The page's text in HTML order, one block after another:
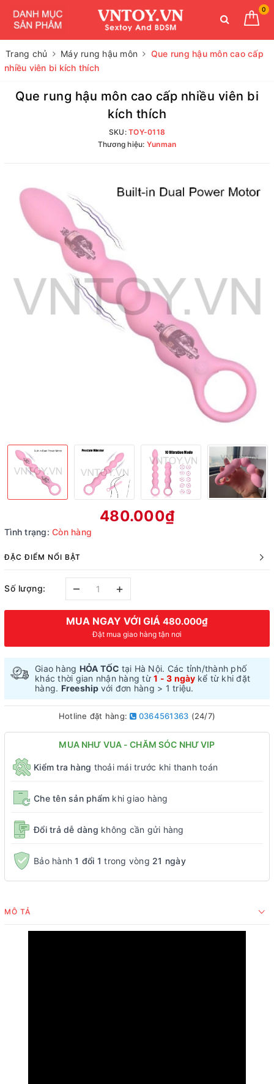
0
Trang chủ Máy rung hậu môn
Que rung hậu môn cao cấp
nhiều viên bi kích thích
Que rung hậu môn cao cấp nhiều viên bi
kích thích
SKU:TOY-0118
Thương hiệu: Yunman
480.000₫
Tình trạng: Còn hàng
ĐẶC ĐIỂM NỔI BẬT
Số lượng: – +
MUA NGAY VỚI GIÁ 480.000₫
Đặt mua giao hàng tận nơi
Giao hàng HỎA TỐC tại Hà Nội. Các tỉnh/thành phố
khác thời gian nhận hàng từ 1 - 3 ngày kể từ khi đặt
hàng. Freeship với đơn hàng > 1 triệu.
Hotline đặt hàng: 0364561363 (24/7)
MUA NHƯ VUA - CHĂM SÓC NHƯ VIP
Kiểm tra hàng thoải mái trước khi thanh toán
Che tên sản phẩm khi giao hàng
Đổi trả dễ dàng không cần gửi hàng
Bảo hành1 đổi 1 trong vòng 21 ngày
MÔ TẢ